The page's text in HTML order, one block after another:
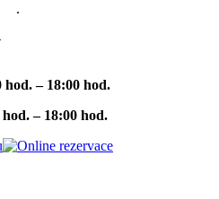
.
hod. – 18:00 hod.
– 18:00 hod.